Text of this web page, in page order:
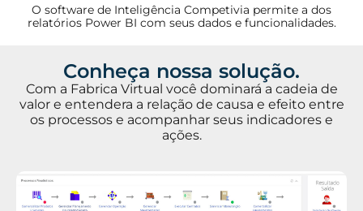
O software de Inteligência Competivia permite a dos
relatórios Power BI com seus dados e funcionalidades.
Conheça nossa solução.
Com a Fabrica Virtual você dominará a cadeia de
valor e entendera a relação de causa e efeito entre
os processos e acompanhar seus indicadores e
ações.